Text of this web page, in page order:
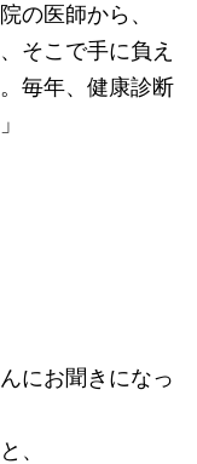
の医師から、
そこで手に負え
毎年、健康診断
にお聞きになっ
、